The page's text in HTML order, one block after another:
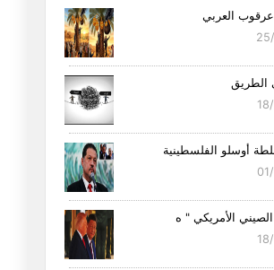
عرقوب العربي
أوسلو الفلسطينية
الصيني الأمريكي " ه